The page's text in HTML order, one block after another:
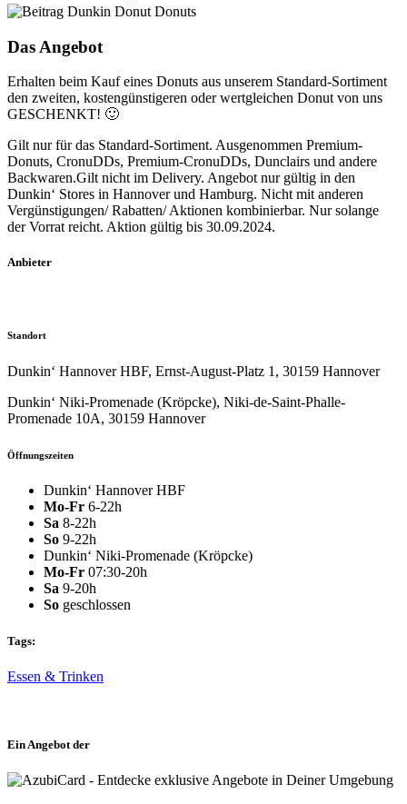
Das Angebot
Erhalten beim Kauf eines Donuts aus unserem Standard-Sortiment
den zweiten, kostengünstigeren oder wertgleichen Donut von uns
GESCHENKT! 🙂
Gilt nur für das Standard-Sortiment. Ausgenommen Premium-
Donuts, CronuDDs, Premium-CronuDDs, Dunclairs und andere
Backwaren.Gilt nicht im Delivery. Angebot nur gültig in den
Dunkin‘ Stores in Hannover und Hamburg. Nicht mit anderen
Vergünstigungen/ Rabatten/ Aktionen kombinierbar. Nur solange
der Vorrat reicht. Aktion gültig bis 30.09.2024.
Anbieter
Standort
Dunkin‘ Hannover HBF, Ernst-August-Platz 1, 30159 Hannover
Dunkin‘ Niki-Promenade (Kröpcke), Niki-de-Saint-Phalle-
Promenade 10A, 30159 Hannover
Öffnungszeiten
Dunkin‘ Hannover HBF
Mo-Fr 6-22h
Sa 8-22h
So 9-22h
Dunkin‘ Niki-Promenade (Kröpcke)
Mo-Fr 07:30-20h
Sa 9-20h
So geschlossen
Tags:
Essen & Trinken
Ein Angebot der